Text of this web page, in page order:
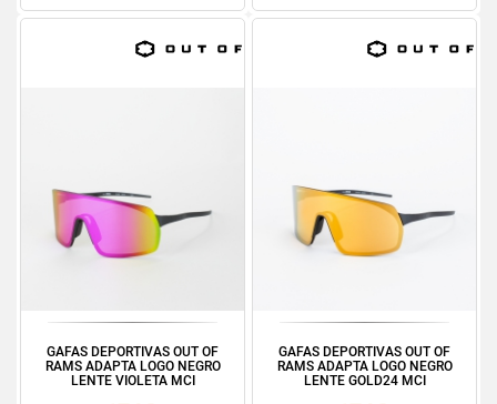
GAFAS DEPORTIVAS OUT OF
RAMS ADAPTA LOGO NEGRO
LENTE VIOLETA MCI
GAFAS DEPORTIVAS OUT OF
RAMS ADAPTA LOGO NEGRO
LENTE GOLD24 MCI